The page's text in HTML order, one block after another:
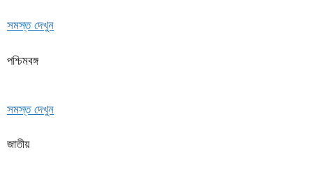
সমস্ত দেখুন
পশ্চিমবঙ্গ
সমস্ত দেখুন
জাতীয়